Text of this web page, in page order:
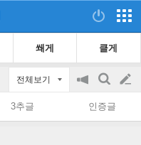
쐐게 클게
전체보기
공
on/off
검
색
글
쓰
3추글 인증글